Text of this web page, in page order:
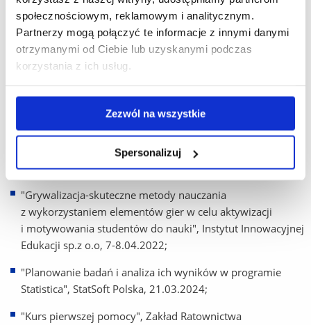
społecznościowym, reklamowym i analitycznym.
Partnerzy mogą połączyć te informacje z innymi danymi
otrzymanymi od Ciebie lub uzyskanymi podczas
korzystania z ich usług.
Zezwól na wszystkie
Spersonalizuj
-od 01.10.2017 do obecnie;
Zastępca Przewodniczącego Wydziałowej Komisji
Wyborczej WMP UR -10.10.2018 – 30.09.2019;
Członek zespołu ds. opracowania raportu samooceny WMP
UR w 2016r.;
Sekretarz komisji rekrutacyjnej kierunku matematyka
w 2011r.
Szkolenia
"Grywalizacja-skuteczne metody nauczania
z wykorzystaniem elementów gier w celu aktywizacji
i motywowania studentów do nauki", Instytut Innowacyjnej
Edukacji sp.z o.o, 7-8.04.2022;
"Planowanie badań i analiza ich wyników w programie
Statistica", StatSoft Polska, 21.03.2024;
"Kurs pierwszej pomocy", Zakład Ratownictwa